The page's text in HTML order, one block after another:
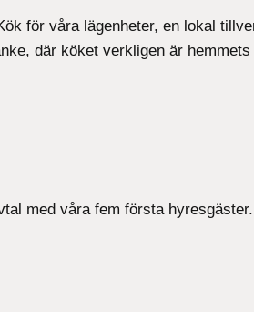
för våra lägenheter, en lokal
där köket verkligen är hemmets
med våra fem första